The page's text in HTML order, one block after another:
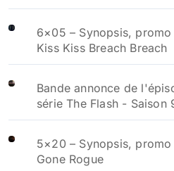
6×05 – Synopsis,
Kiss Kiss Breach Breach
Bande annonce de
série The Flash - Saison
5×20 – Synopsis,
Gone Rogue